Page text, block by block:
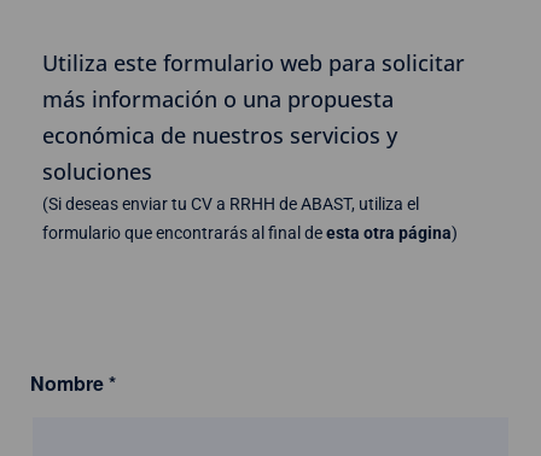
Utiliza este formulario web para solicitar
más información o una propuesta
económica de nuestros servicios y
soluciones
(Si deseas enviar tu CV a RRHH de ABAST, utiliza el
formulario que encontrarás al final deesta otra página)
Nombre*